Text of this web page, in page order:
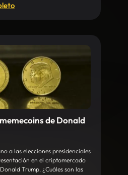
de Donald
a las elecciones presidenciales
en el criptomercado
Trump. ¿Cuáles son las